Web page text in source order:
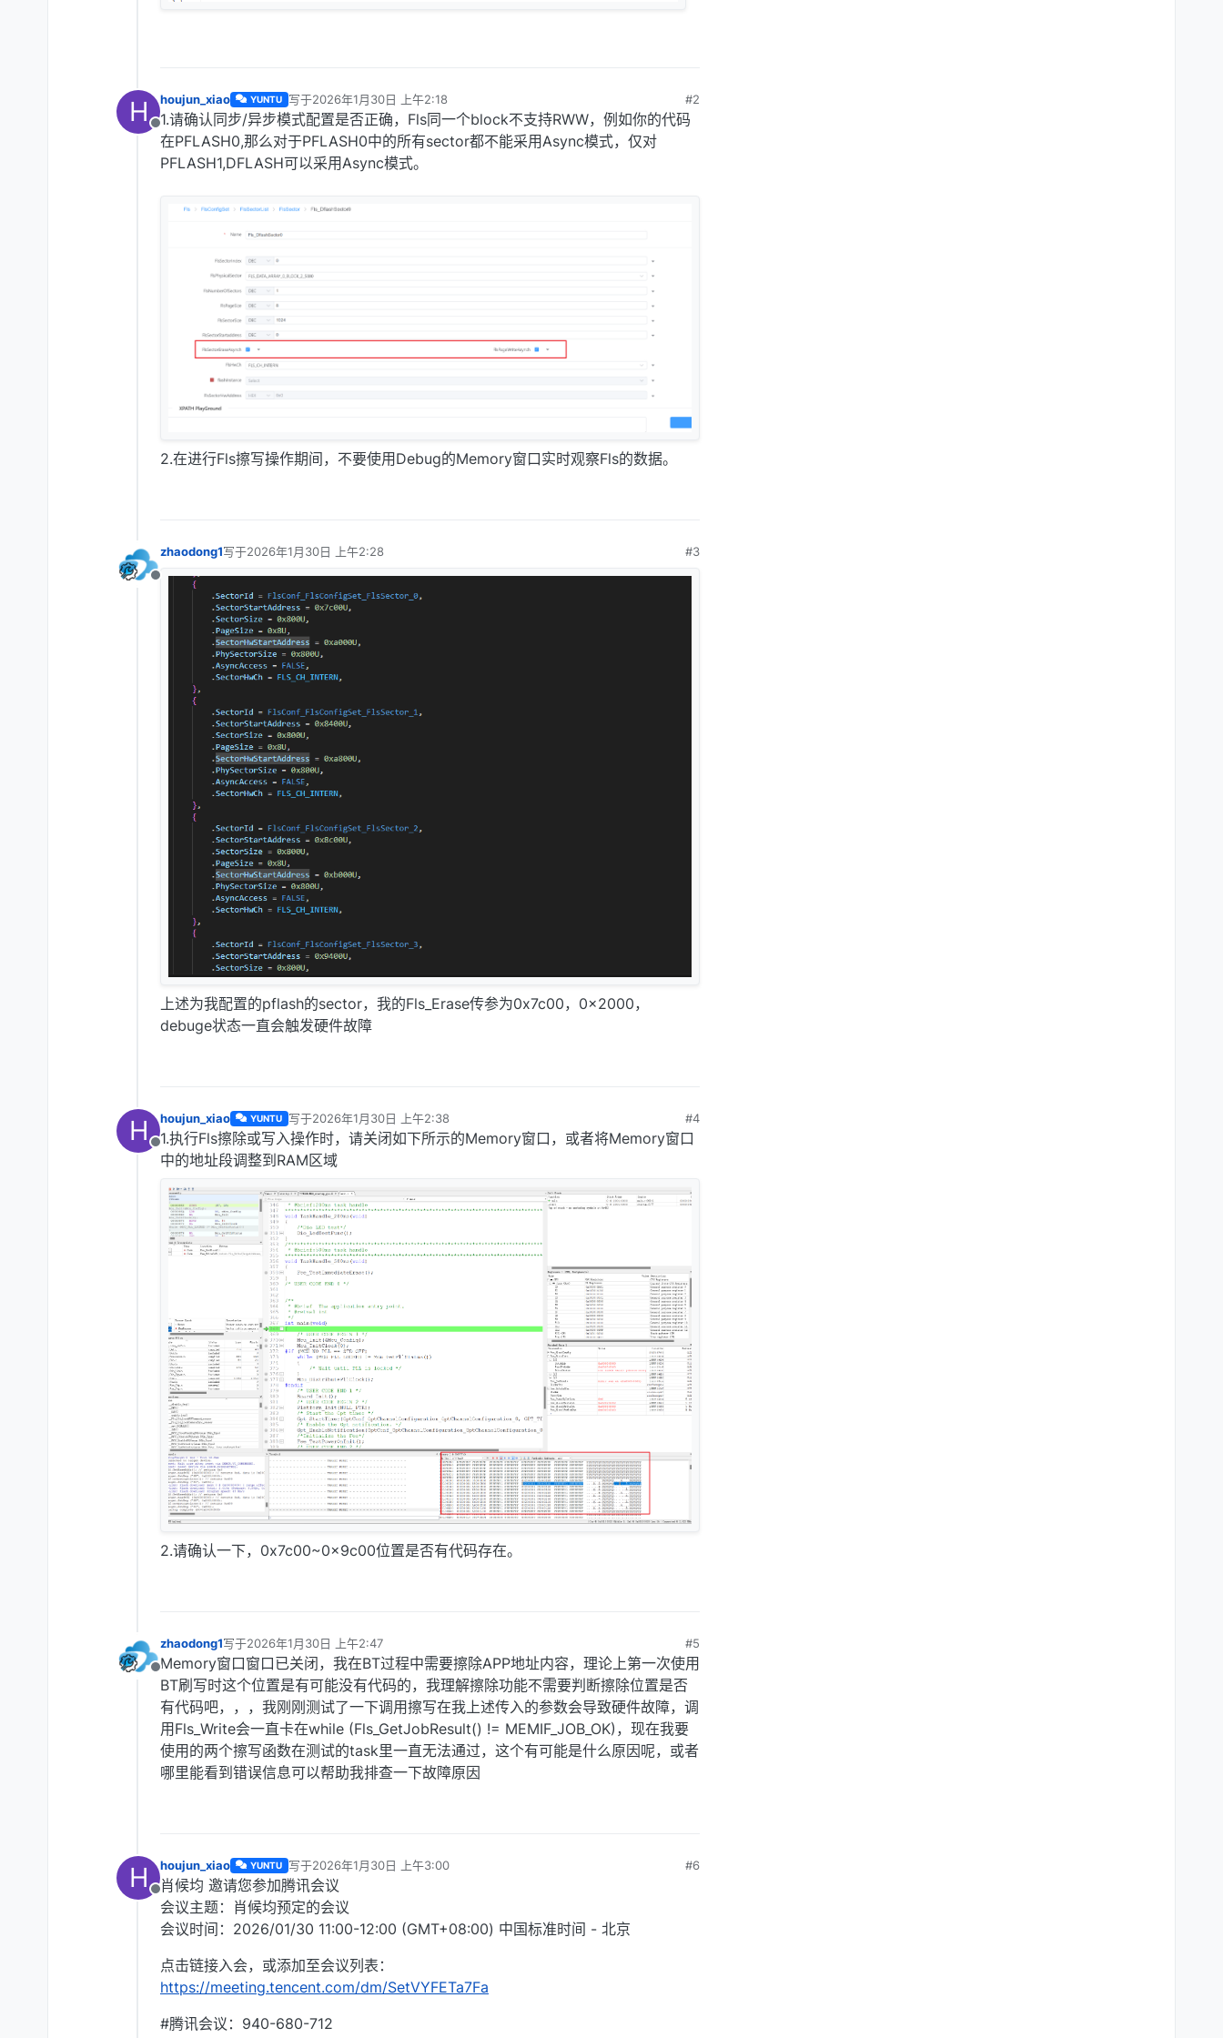
H
离线
houjun_xiao YUNTU 写于2026年1月30日 上午2:18
最后由 编辑
#2
1.请确认同步/异步模式配置是否正确，Fls同一个block不支持RWW，例如你的代码
在PFLASH0,那么对于PFLASH0中的所有sector都不能采用Async模式，仅对
PFLASH1,DFLASH可以采用Async模式。
2.在进行Fls擦写操作期间，不要使用Debug的Memory窗口实时观察Fls的数据。
离线
zhaodong1写于2026年1月30日 上午2:28
最后由 编辑
#3
上述为我配置的pflash的sector，我的Fls_Erase传参为0x7c00，0x2000，
debuge状态一直会触发硬件故障
H
离线
houjun_xiao YUNTU 写于2026年1月30日 上午2:38
最后由 编辑
#4
1.执行Fls擦除或写入操作时，请关闭如下所示的Memory窗口，或者将Memory窗口
中的地址段调整到RAM区域
2.请确认一下，0x7c00~0x9c00位置是否有代码存在。
离线
zhaodong1写于2026年1月30日 上午2:47
最后由 编辑
#5
Memory窗口窗口已关闭，我在BT过程中需要擦除APP地址内容，理论上第一次使用
BT刷写时这个位置是有可能没有代码的，我理解擦除功能不需要判断擦除位置是否
有代码吧，，，我刚刚测试了一下调用擦写在我上述传入的参数会导致硬件故障，调
用Fls_Write会一直卡在while (Fls_GetJobResult() != MEMIF_JOB_OK)，现在我要
使用的两个擦写函数在测试的task里一直无法通过，这个有可能是什么原因呢，或者
哪里能看到错误信息可以帮助我排查一下故障原因
H
离线
houjun_xiao YUNTU 写于2026年1月30日 上午3:00
最后由 编辑
#6
肖候均 邀请您参加腾讯会议
会议主题：肖候均预定的会议
会议时间：2026/01/30 11:00-12:00 (GMT+08:00) 中国标准时间 - 北京
点击链接入会，或添加至会议列表：
https://meeting.tencent.com/dm/SetVYFETa7Fa
#腾讯会议：940-680-712